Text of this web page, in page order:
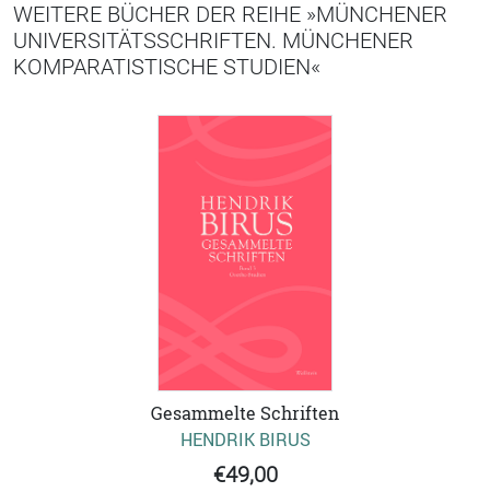
WEITERE BÜCHER DER REIHE »MÜNCHENER
UNIVERSITÄTSSCHRIFTEN. MÜNCHENER
KOMPARATISTISCHE STUDIEN«
Gesammelte Schriften
HENDRIK BIRUS
€49,00